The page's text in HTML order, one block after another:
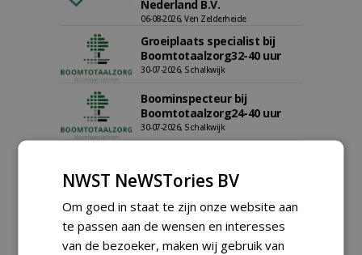
Nederland B.V.
06-08-2026, Ven Zelderheide
Groeiplaats specialist bij
Boomtotaalzorg32-40 uur
30-07-2026, Schalkwijk
Boominspecteur bij
Boomtotaalzorg24-40 uur
30-07-2026, Schalkwijk
Golfbaan KralingenOosthoek
groepRotterdam
meer Groene Banen
NWST NeWSTories BV
Om goed in staat te zijn onze website aan
te passen aan de wensen en interesses
van de bezoeker, maken wij gebruik van